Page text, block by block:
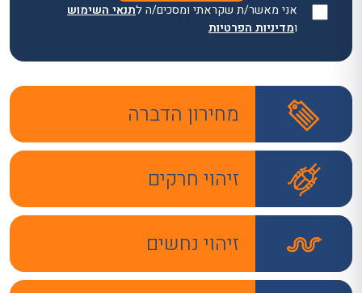
אני מאשר/ת שקראתי ומסכים/ה לתנאי השימוש
ומדיניות הפרטיות
מחירון הדברה
זיהוי חרקים
זיהוי נחשים